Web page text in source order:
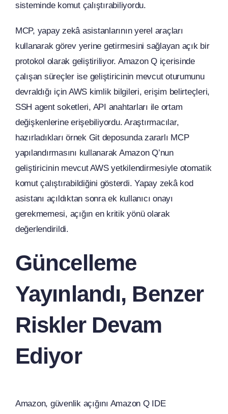
sisteminde komut çalıştırabiliyordu.
MCP, yapay zekâ asistanlarının yerel araçları
kullanarak görev yerine getirmesini sağlayan açık bir
protokol olarak geliştiriliyor. Amazon Q içerisinde
çalışan süreçler ise geliştiricinin mevcut oturumunu
devraldığı için AWS kimlik bilgileri, erişim belirteçleri,
SSH agent soketleri, API anahtarları ile ortam
değişkenlerine erişebiliyordu. Araştırmacılar,
hazırladıkları örnek Git deposunda zararlı MCP
yapılandırmasını kullanarak Amazon Q’nun
geliştiricinin mevcut AWS yetkilendirmesiyle otomatik
komut çalıştırabildiğini gösterdi. Yapay zekâ kod
asistanı açıldıktan sonra ek kullanıcı onayı
gerekmemesi, açığın en kritik yönü olarak
değerlendirildi.
Güncelleme
Yayınlandı, Benzer
Riskler Devam
Ediyor
Amazon, güvenlik açığını Amazon Q IDE